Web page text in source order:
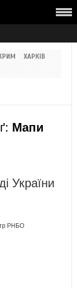
ХАРКІВ
Мапи
України
РНБО